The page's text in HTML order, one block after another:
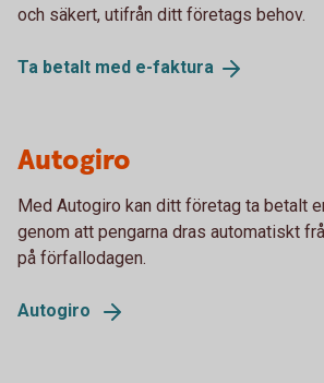
och säkert, utifrån ditt företags behov.
Ta betalt med e-faktura
Autogiro
Med Autogiro kan ditt företag ta betalt
genom att pengarna dras automatiskt
på förfallodagen.
Autogiro